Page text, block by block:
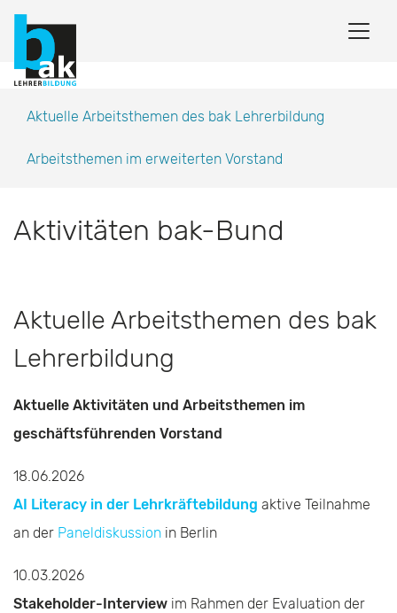
Aktuelle Arbeitsthemen des bak Lehrerbildung
Arbeitsthemen im erweiterten Vorstand
Aktivitäten bak-Bund
Aktuelle Arbeitsthemen des bak
Lehrerbildung
Aktuelle Aktivitäten und Arbeitsthemen im
geschäftsführenden Vorstand
18.06.2026
AI Literacy in der Lehrkräftebildung aktive Teilnahme
an der Paneldiskussion in Berlin
10.03.2026
Stakeholder-Interview im Rahmen der Evaluation der